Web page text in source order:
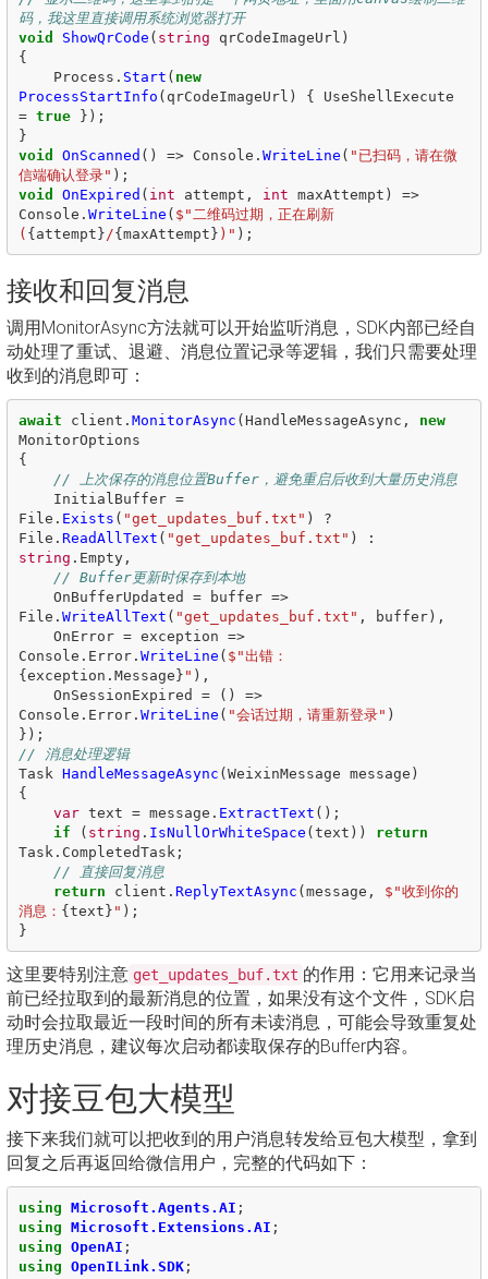
码，我这里直接调用系统浏览器打开
void
ShowQrCode ( string qrCodeImageUrl )
{
Process . Start ( new
ProcessStartInfo ( qrCodeImageUrl ) {
UseShellExecute
= true
});
}
void
OnScanned () => Console . WriteLine ( "已扫码，请在微
信端确认登录" );
void
OnExpired ( int attempt , int maxAttempt )
=>
Console . WriteLine ( $"二维码过期，正在刷新
( {attempt} /{maxAttempt} )" );
接收和回复消息
调用MonitorAsync方法就可以开始监听消息，SDK内部已经自
动处理了重试、退避、消息位置记录等逻辑，我们只需要处理
收到的消息即可：
await client . MonitorAsync (HandleMessageAsync ,
new
MonitorOptions
{
// 上次保存的消息位置Buffer，避免重启后收到大量历史消息
InitialBuffer =
File . Exists ( "get_updates_buf.txt" )
?
File . ReadAllText ( "get_updates_buf.txt" )
:
string . Empty,
// Buffer更新时保存到本地
OnBufferUpdated
= buffer =>
File . WriteAllText ( "get_updates_buf.txt" , buffer),
OnError = exception =>
Console . Error. WriteLine ( $"出错：
{exception . Message} " ),
OnSessionExpired
= ()
=>
Console . Error. WriteLine ( "会话过期，请重新登录" )
});
// 消息处理逻辑
Task HandleMessageAsync (WeixinMessage message )
{
var text = message . ExtractText ();
if
( string . IsNullOrWhiteSpace (text ))
return
Task . CompletedTask ;
// 直接回复消息
return
client . ReplyTextAsync (message ,
$"收到你的
消息： {text} " );
}
这里要特别注意 get_updates_buf.txt 的作用：它用来记录当
前已经拉取到的最新消息的位置，如果没有这个文件，SDK启
动时会拉取最近一段时间的所有未读消息，可能会导致重复处
理历史消息，建议每次启动都读取保存的Buffer内容。
对接豆包大模型
接下来我们就可以把收到的用户消息转发给豆包大模型，拿到
回复之后再返回给微信用户，完整的代码如下：
using Microsoft.Agents.AI ;
using Microsoft.Extensions.AI ;
using OpenAI ;
using OpenILink.SDK;